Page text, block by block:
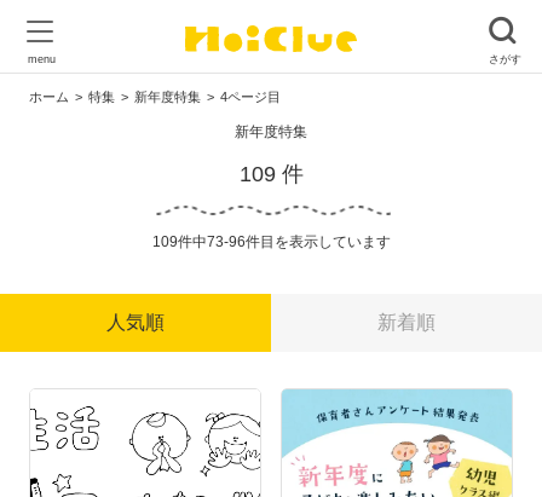
ホーム 特集 新年度特集 4ページ目
新年度特集
109 件
109件中73-96件目を表示しています
人気順 新着順